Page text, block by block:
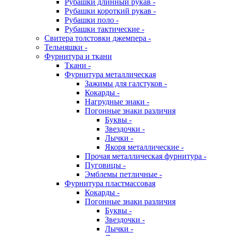
Рубашки длинный рукав -
Рубашки короткий рукав -
Рубашки поло -
Рубашки тактические -
Свитера толстовки джемпера -
Тельняшки -
Фурнитура и ткани
Ткани -
Фурнитура металлическая
Зажимы для галстуков -
Кокарды -
Нагрудные знаки -
Погонные знаки различия
Буквы -
Звездочки -
Лычки -
Якоря металлические -
Прочая металлическая фурнитура -
Пуговицы -
Эмблемы петличные -
Фурнитура пластмассовая
Кокарды -
Погонные знаки различия
Буквы -
Звездочки -
Лычки -